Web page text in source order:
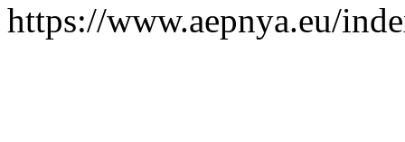
https://www.aepnya.eu/